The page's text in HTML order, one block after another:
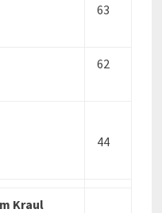
63
62
44
Kraul